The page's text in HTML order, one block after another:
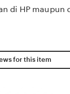
di HP maupun
for this item